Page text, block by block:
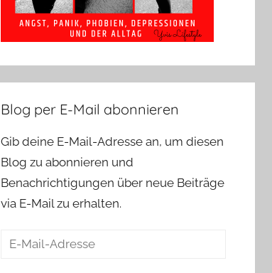
Blog per E-Mail abonnieren
Gib deine E-Mail-Adresse an, um diesen
Blog zu abonnieren und
Benachrichtigungen über neue Beiträge
via E-Mail zu erhalten.
E-